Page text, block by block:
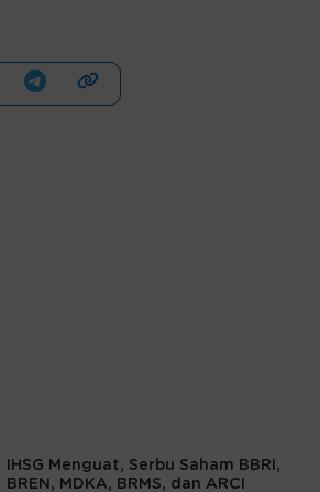
IHSG Menguat, Serbu Saham BBRI,
BREN, MDKA, BRMS, dan ARCI